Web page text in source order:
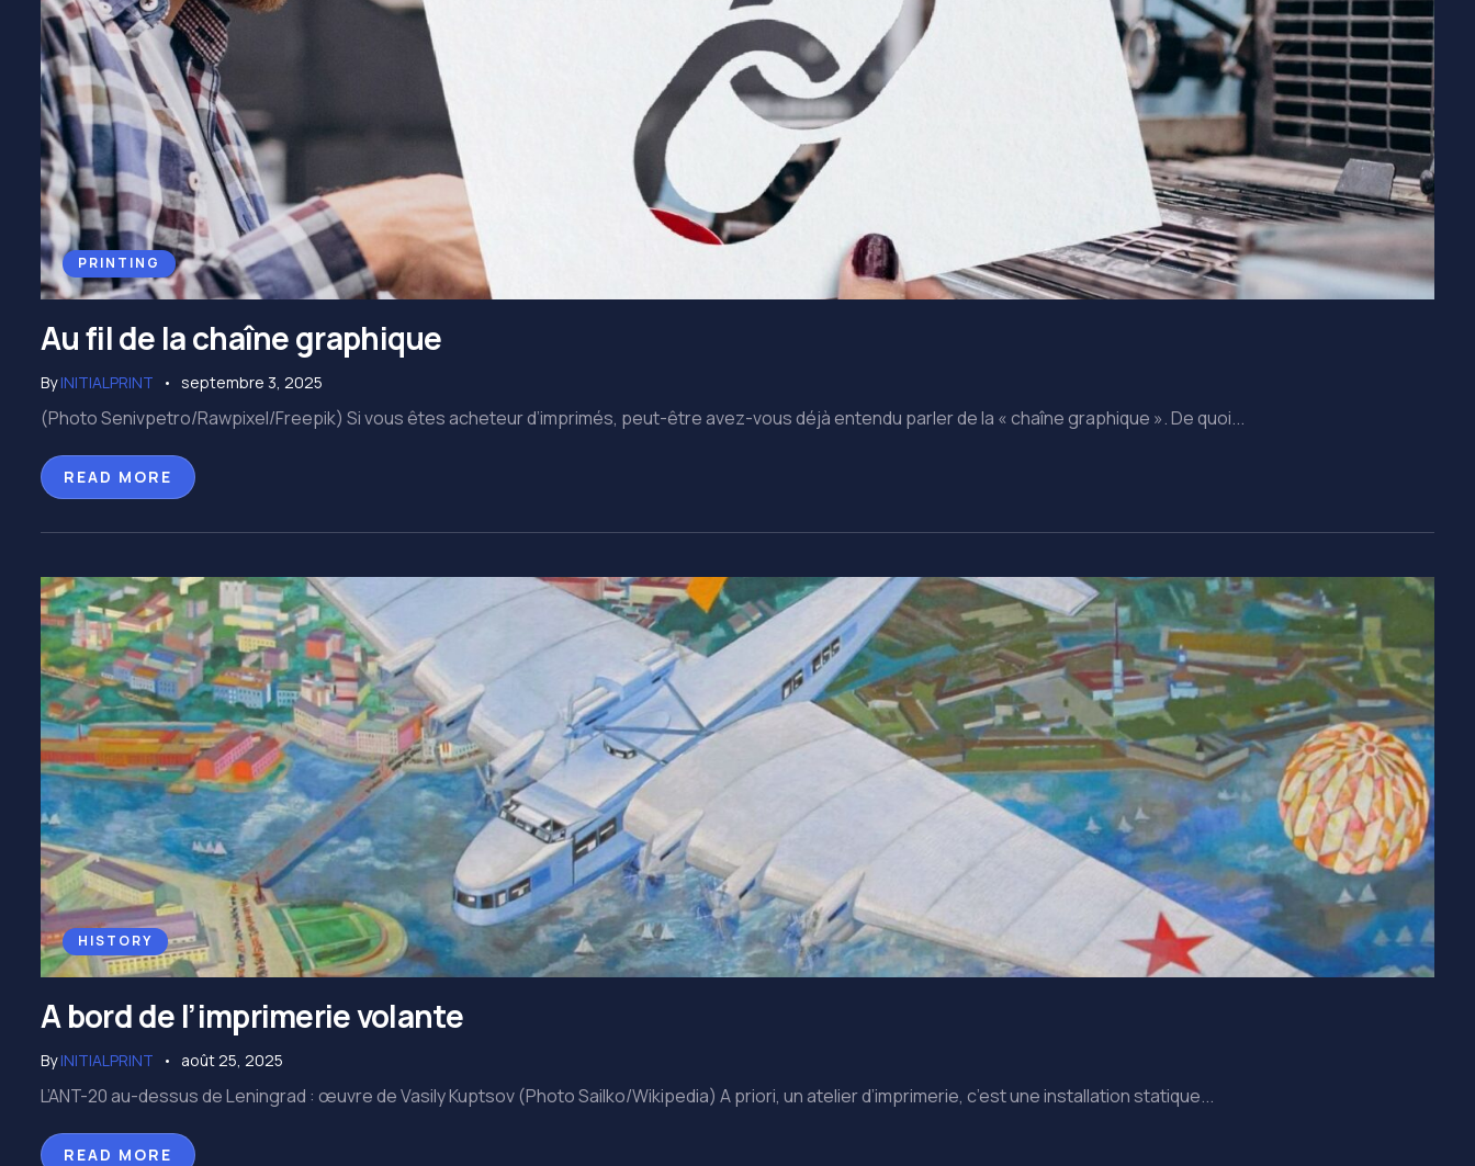
PRINTING
Au fil de la chaîne graphique
ByINITIALPRINT septembre 3, 2025
(Photo Senivpetro/Rawpixel/Freepik) Si vous êtes acheteur d’imprimés, peut-être avez-vous déjà entendu parler de la « chaîne graphique ». De quoi...
READ MORE
HISTORY
A bord de l’imprimerie volante
ByINITIALPRINT août 25, 2025
L’ANT-20 au-dessus de Leningrad : œuvre de Vasily Kuptsov (Photo Sailko/Wikipedia) A priori, un atelier d’imprimerie, c’est une installation statique...
READ MORE